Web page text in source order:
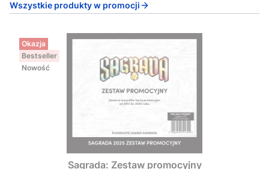
Wszystkie produkty w promocji
Okazja
Bestseller
Nowość
Sagrada: Zestaw promocyjny